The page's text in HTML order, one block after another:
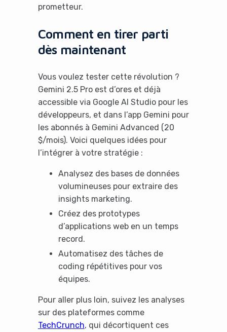
prometteur.
Comment en tirer parti
dès maintenant
Vous voulez tester cette révolution ?
Gemini 2.5 Pro est d’ores et déjà
accessible via Google AI Studio pour les
développeurs, et dans l’app Gemini pour
les abonnés à Gemini Advanced (20
$/mois). Voici quelques idées pour
l’intégrer à votre stratégie :
Analysez des bases de données
volumineuses pour extraire des
insights marketing.
Créez des prototypes
d’applications web en un temps
record.
Automatisez des tâches de
coding répétitives pour vos
équipes.
Pour aller plus loin, suivez les analyses
sur des plateformes comme
TechCrunch, qui décortiquent ces